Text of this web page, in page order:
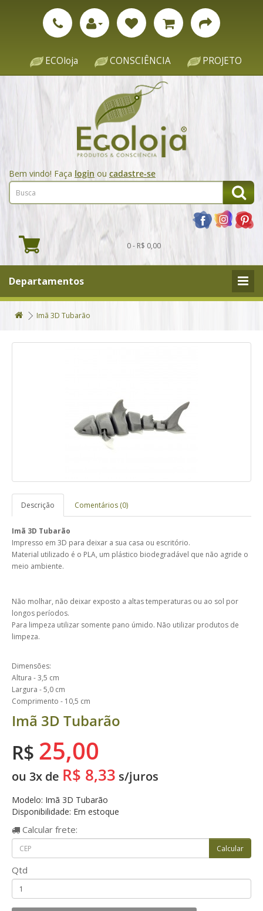
ECOloja CONSCIÊNCIA PROJETO
Bem vindo! Faça login ou cadastre-se
0 - R$ 0,00
Departamentos
Imã 3D Tubarão
Descrição Comentários (0)
Imã 3D Tubarão
Impresso em 3D para deixar a sua casa ou escritório.
Material utilizado é o PLA, um plástico biodegradável que não agride o
meio ambiente.
Não molhar, não deixar exposto a altas temperaturas ou ao sol por
longos períodos.
Para limpeza utilizar somente pano úmido. Não utilizar produtos de
limpeza.
Dimensões:
Altura - 3,5 cm
Largura - 5,0 cm
Comprimento - 10,5 cm
Imã 3D Tubarão
R$ 25,00
ou 3x de R$ 8,33 s/juros
Modelo: Imã 3D Tubarão
Disponibilidade: Em estoque
Calcular frete:
Qtd